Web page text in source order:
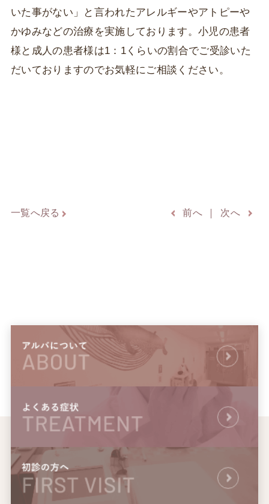
いた事がない」と言われたアレルギーやアトピーや
かゆみなどの治療を実施しております。小児の患者
様と成人の患者様は1：1くらいの割合でご受診いた
だいておりますのでお気軽にご相談ください。
一覧へ戻る 前へ 次へ